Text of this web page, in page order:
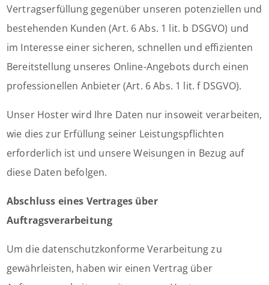
Vertragserfüllung gegenüber unseren potenziellen und
bestehenden Kunden (Art. 6 Abs. 1 lit. b DSGVO) und
im Interesse einer sicheren, schnellen und effizienten
Bereitstellung unseres Online-Angebots durch einen
professionellen Anbieter (Art. 6 Abs. 1 lit. f DSGVO).
Unser Hoster wird Ihre Daten nur insoweit verarbeiten,
wie dies zur Erfüllung seiner Leistungspflichten
erforderlich ist und unsere Weisungen in Bezug auf
diese Daten befolgen.
Abschluss eines Vertrages über
Auftragsverarbeitung
Um die datenschutzkonforme Verarbeitung zu
gewährleisten, haben wir einen Vertrag über